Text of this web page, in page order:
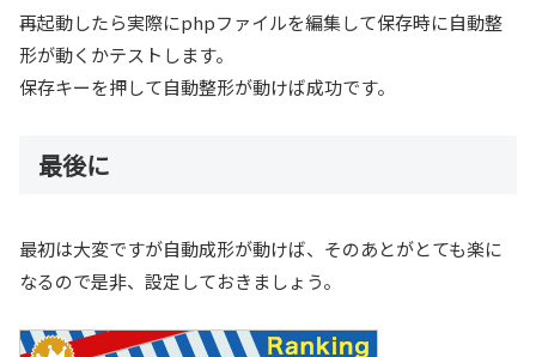
再起動したら実際にphpファイルを編集して保存時に自動整
形が動くかテストします。
保存キーを押して自動整形が動けば成功です。
最後に
最初は大変ですが自動成形が動けば、そのあとがとても楽に
なるので是非、設定しておきましょう。